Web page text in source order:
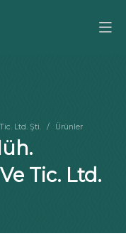
Ltd. Şti.
Ürünler
Tic. Ltd.